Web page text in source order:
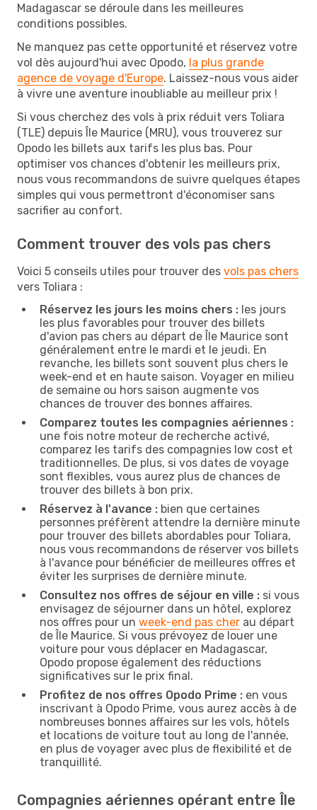
Madagascar se déroule dans les meilleures
conditions possibles.
Ne manquez pas cette opportunité et réservez votre
vol dès aujourd'hui avec Opodo, la plus grande
agence de voyage d'Europe. Laissez-nous vous aider
à vivre une aventure inoubliable au meilleur prix !
Si vous cherchez des vols à prix réduit vers Toliara
(TLE) depuis Île Maurice (MRU), vous trouverez sur
Opodo les billets aux tarifs les plus bas. Pour
optimiser vos chances d'obtenir les meilleurs prix,
nous vous recommandons de suivre quelques étapes
simples qui vous permettront d'économiser sans
sacrifier au confort.
Comment trouver des vols pas chers
Voici 5 conseils utiles pour trouver des vols pas chers
vers Toliara :
Réservez les jours les moins chers : les jours
les plus favorables pour trouver des billets
d'avion pas chers au départ de Île Maurice sont
généralement entre le mardi et le jeudi. En
revanche, les billets sont souvent plus chers le
week-end et en haute saison. Voyager en milieu
de semaine ou hors saison augmente vos
chances de trouver des bonnes affaires.
Comparez toutes les compagnies aériennes :
une fois notre moteur de recherche activé,
comparez les tarifs des compagnies low cost et
traditionnelles. De plus, si vos dates de voyage
sont flexibles, vous aurez plus de chances de
trouver des billets à bon prix.
Réservez à l'avance : bien que certaines
personnes préfèrent attendre la dernière minute
pour trouver des billets abordables pour Toliara,
nous vous recommandons de réserver vos billets
à l'avance pour bénéficier de meilleures offres et
éviter les surprises de dernière minute.
Consultez nos offres de séjour en ville : si vous
envisagez de séjourner dans un hôtel, explorez
nos offres pour un week-end pas cher au départ
de Île Maurice. Si vous prévoyez de louer une
voiture pour vous déplacer en Madagascar,
Opodo propose également des réductions
significatives sur le prix final.
Profitez de nos offres Opodo Prime : en vous
inscrivant à Opodo Prime, vous aurez accès à de
nombreuses bonnes affaires sur les vols, hôtels
et locations de voiture tout au long de l'année,
en plus de voyager avec plus de flexibilité et de
tranquillité.
Compagnies aériennes opérant entre Île